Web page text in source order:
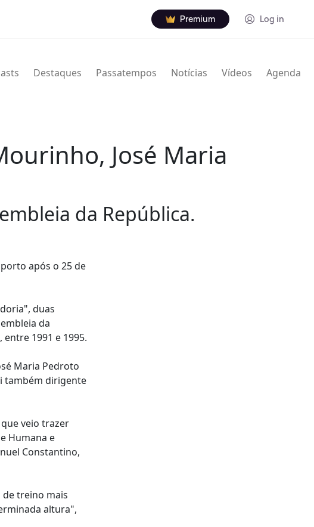
Premium Log in
Destaques Passatempos Notícias Vídeos Agenda
José Maria
da República.
após o 25 de
duas
da
1991 e 1995.
Maria Pedroto
também dirigente
veio trazer
Humana e
Constantino,
treino mais
altura",